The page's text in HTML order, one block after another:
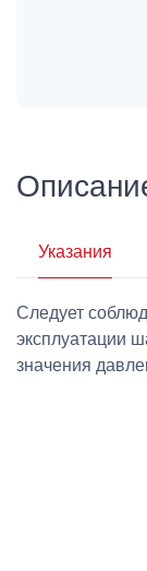
Указания
Следует
эксплуатации
значения